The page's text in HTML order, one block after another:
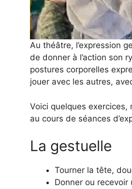
Au théâtre, l’expression
de donner à l’action son
postures corporelles
jouer avec les autres,
Voici quelques
au cours de séances
La gestuelle
Tourner la tête,
Donner ou recevoir